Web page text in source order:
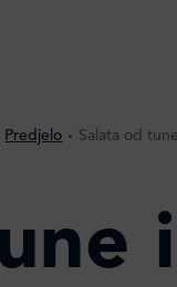
Predjelo Salata od